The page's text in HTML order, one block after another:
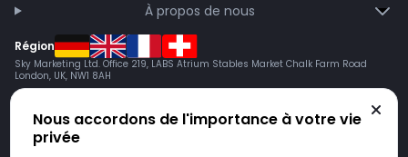
À propos de nous
Région
Sky Marketing Ltd. Office 219, LABS Atrium Stables Market Chalk Farm Road
London, UK, NW1 8AH
Nous accordons de l'importance à votre vie
privée